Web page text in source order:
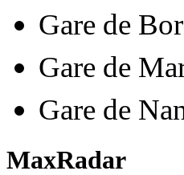
Gare de
Gare de
Gare de
MaxRadar